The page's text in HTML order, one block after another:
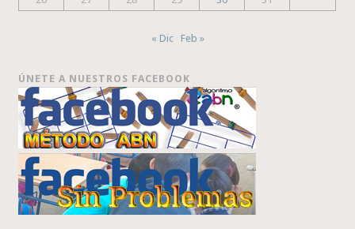
« Dic Feb »
ÚNETE A NUESTROS FACEBOOK